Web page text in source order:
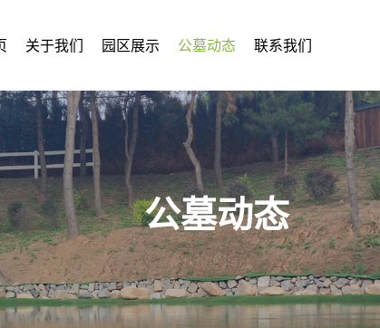
关于我们 园区展示 公墓动态 联系我们
公墓动态